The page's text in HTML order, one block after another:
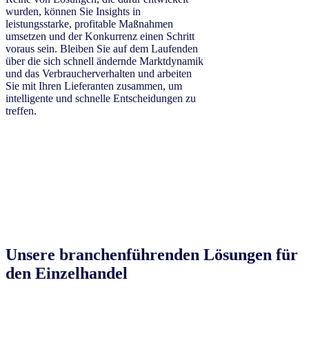
wurden, können Sie Insights in
leistungsstarke, profitable Maßnahmen
umsetzen und der Konkurrenz einen Schritt
voraus sein. Bleiben Sie auf dem Laufenden
über die sich schnell ändernde Marktdynamik
und das Verbraucherverhalten und arbeiten
Sie mit Ihren Lieferanten zusammen, um
intelligente und schnelle Entscheidungen zu
treffen.
Unsere branchenführenden Lösungen für
den Einzelhandel